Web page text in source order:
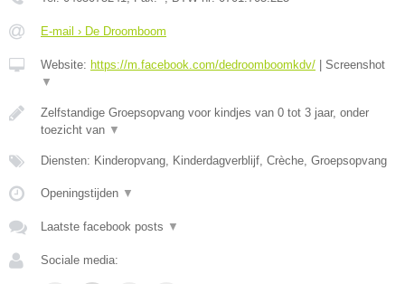
E-mail › De Droomboom
Website: https://m.facebook.com/dedroomboomkdv/
Screenshot
▼
Zelfstandige Groepsopvang voor kindjes van 0 tot 3 jaar, onder
toezicht van ▼
Diensten: Kinderopvang, Kinderdagverblijf, Crèche, Groepsopvang
Openingstijden ▼
Laatste facebook posts ▼
Sociale media: